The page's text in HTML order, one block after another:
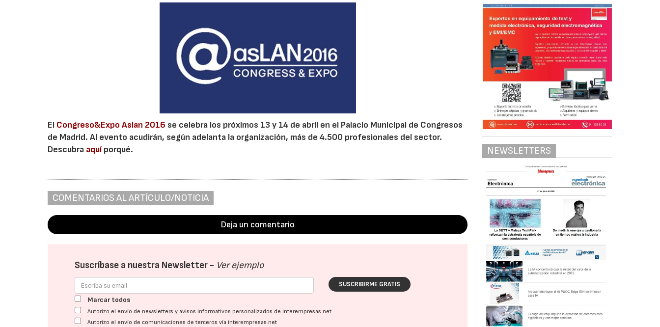
El Congreso&Expo Aslan 2016 se celebra los próximos 13 y 14 de abril en el Palacio Municipal de Congresos
de Madrid. Al evento acudirán, según adelanta la organización, más de 4.500 profesionales del sector.
Descubra aquí porqué.
COMENTARIOS AL ARTÍCULO/NOTICIA
Deja un comentario
Suscríbase a nuestra Newsletter - Ver ejemplo
SUSCRIBIRME GRATIS
Marcar todos
Autorizo el envío de newsletters y avisos informativos personalizados de interempresas.net
Autorizo el envío de comunicaciones de terceros vía interempresas.net
NEWSLETTERS